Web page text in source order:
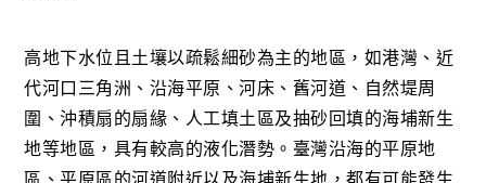
高地下水位且土壤以疏鬆細砂為主的地區，如港灣、近
代河口三角洲、沿海平原、河床、舊河道、自然堤周
圍、沖積扇的扇緣、人工填土區及抽砂回填的海埔新生
地等地區，具有較高的液化潛勢。臺灣沿海的平原地
區、平原區的河道附近以及海埔新生地，都有可能發生